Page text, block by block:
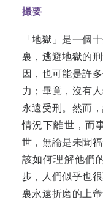
撮要
「地獄」是一個
裏，逃避地獄的
因，也可能是許
力；畢竟，沒有
永遠受刑。然而
情況下離世，而
世，無論是未聞
該如何理解他們
步，人們似乎也
裏永遠折磨的上